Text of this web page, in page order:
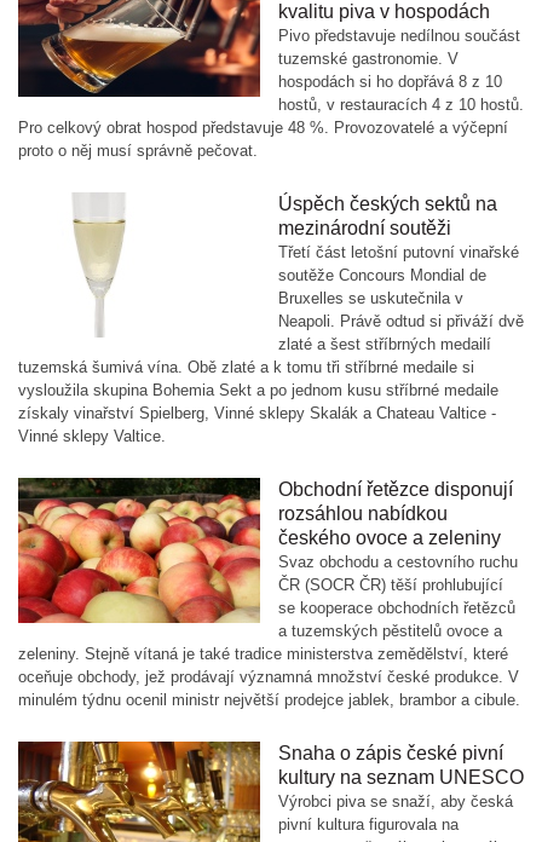
kvalitu piva v hospodách
Pivo představuje nedílnou součást
tuzemské gastronomie. V
hospodách si ho dopřává 8 z 10
hostů, v restauracích 4 z 10 hostů.
Pro celkový obrat hospod představuje 48 %. Provozovatelé a výčepní
proto o něj musí správně pečovat.
Úspěch českých sektů na
mezinárodní soutěži
Třetí část letošní putovní vinařské
soutěže Concours Mondial de
Bruxelles se uskutečnila v
Neapoli. Právě odtud si přiváží dvě
zlaté a šest stříbrných medailí
tuzemská šumivá vína. Obě zlaté a k tomu tři stříbrné medaile si
vysloužila skupina Bohemia Sekt a po jednom kusu stříbrné medaile
získaly vinařství Spielberg, Vinné sklepy Skalák a Chateau Valtice -
Vinné sklepy Valtice.
Obchodní řetězce disponují
rozsáhlou nabídkou
českého ovoce a zeleniny
Svaz obchodu a cestovního ruchu
ČR (SOCR ČR) těší prohlubující
se kooperace obchodních řetězců
a tuzemských pěstitelů ovoce a
zeleniny. Stejně vítaná je také tradice ministerstva zemědělství, které
oceňuje obchody, jež prodávají významná množství české produkce. V
minulém týdnu ocenil ministr největší prodejce jablek, brambor a cibule.
Snaha o zápis české pivní
kultury na seznam UNESCO
Výrobci piva se snaží, aby česká
pivní kultura figurovala na